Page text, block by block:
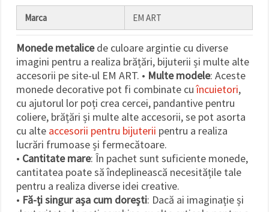
Marca EM ART
Monede metalicede culoare argintie cu diverse
imagini pentru a realiza brățări, bijuterii și multe alte
accesorii pe site-ul EM ART. • Multe modele: Aceste
monede decorative pot fi combinate cuîncuietori,
cu ajutorul lor poți crea cercei, pandantive pentru
coliere, brățări și multe alte accesorii, se pot asorta
cu alte accesorii pentru bijuterii pentru a realiza
lucrări frumoase și fermecătoare.
• Cantitate mare: În pachet sunt suficiente monede,
cantitatea poate să îndeplinească necesitățile tale
pentru a realiza diverse idei creative.
• Fă-ți singur așa cum dorești: Dacă ai imaginație și